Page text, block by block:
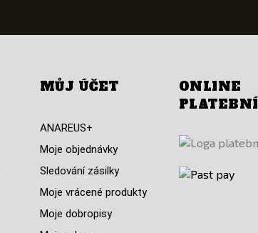
MŮJ ÚČET
ANAREUS+
Moje objednávky
Sledování zásilky
Moje vrácené produkty
Moje dobropisy
ONLINE